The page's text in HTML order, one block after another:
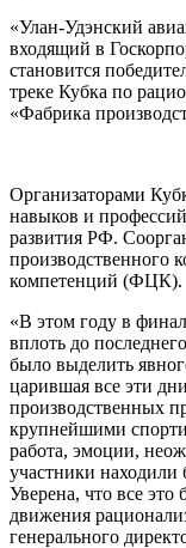
«Улан-Удэнский
входящий в
становится
треке Кубка по
«Фабрика
Организаторами
навыков и
развития РФ.
производственного
компетенций (ФЦК).
«В этом году в
вплоть до
было выделить
царившая все эти
производственных
крупнейшими
работа, эмоции,
участники находили
Уверена, что все это
движения
генерального